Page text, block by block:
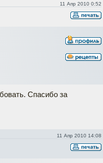
11 Апр 2010 0:52
Спасибо за
11 Апр 2010 14:08